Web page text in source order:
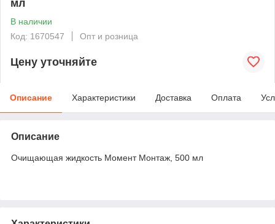
мл
В наличии
Код: 1670547
Опт и розница
Цену уточняйте
Описание Характеристики Доставка Оплата
Описание
Очищающая жидкость Момент Монтаж, 500 мл